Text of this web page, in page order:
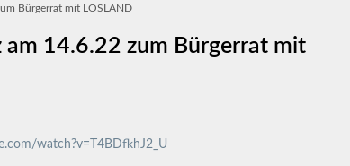
Bürgerrat mit LOSLAND
am 14.6.22 zum Bürgerrat mit
watch?v=T4BDfkhJ2_U